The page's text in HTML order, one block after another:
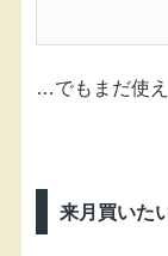
…でもまだ使え
来月買いた